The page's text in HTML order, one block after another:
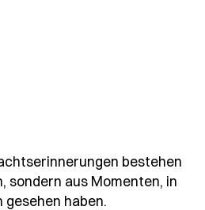
bestehen
sondern aus Momenten, in
haben.